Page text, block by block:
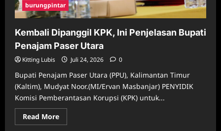
burungpintar
Kembali Dipanggil KPK, Ini Penjelasan Bupati
Penajam Paser Utara
Kitting Lubis Juli 24, 2026 0
Bupati Penajam Paser Utara (PPU), Kalimantan Timur
(Kaltim), Mudyat Noor.(MI/Ervan Masbanjar) PENYIDIK
Komisi Pemberantasan Korupsi (KPK) untuk...
Read MoreRead
more